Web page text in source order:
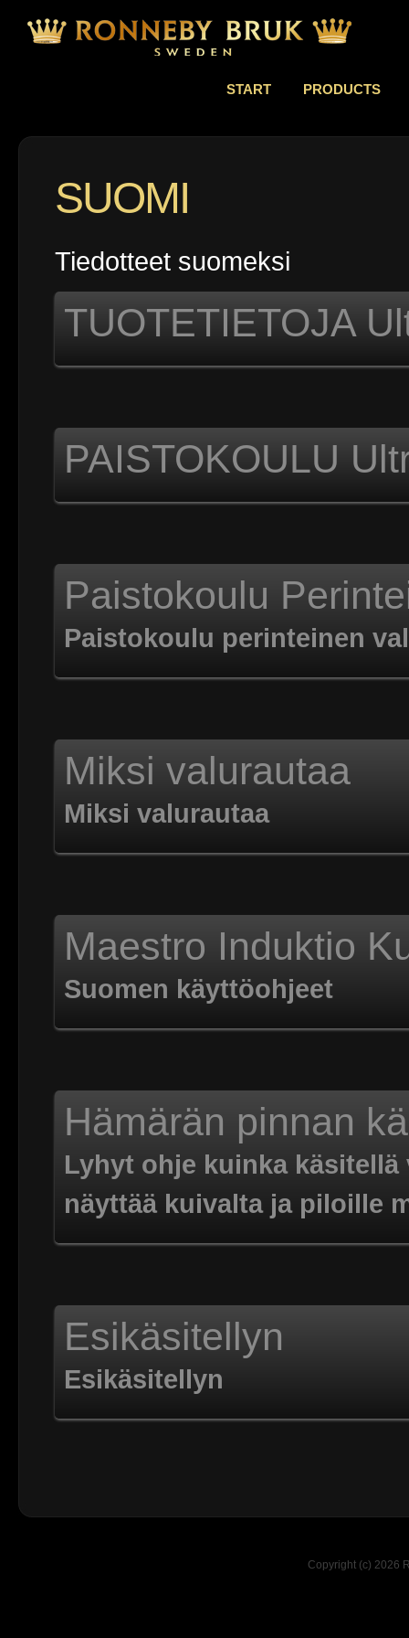
START PRODUCTS
SUOMI
Tiedotteet suomeksi
TUOTETIETOJA
PAISTOKOULU
Paistokoulu
Paistokoulu perinteinen
Miksi valurautaa
Miksi valurautaa
Maestro Induktio
Suomen käyttöohjeet
Hämärän pinnan
Lyhyt ohje kuinka
näyttää kuivalta ja piloille
Esikäsitellyn
Esikäsitellyn
Copyright (c) 2026